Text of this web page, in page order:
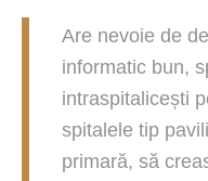
Are nevoie de
informatic bun,
intraspitalicești
spitalele tip
primară, să